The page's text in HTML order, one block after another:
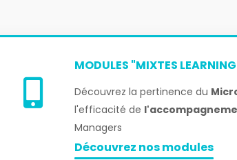
MODULES "MIXTES
Découvrez la pertinence du
l'efficacité de
Managers
Découvrez nos modules